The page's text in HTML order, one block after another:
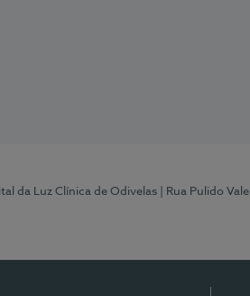
da Luz Clínica de Odivelas | Rua Pulido